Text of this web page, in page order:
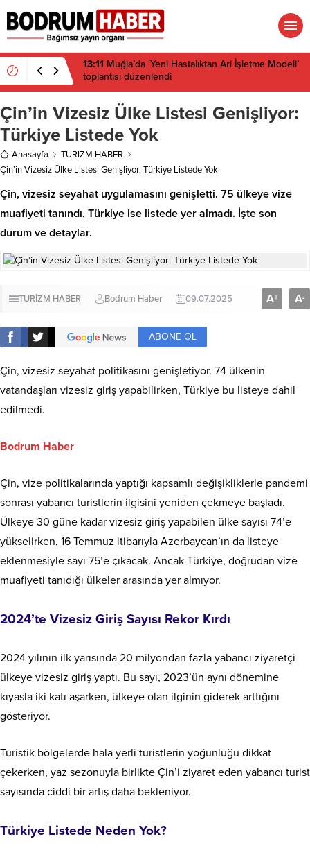
13:11 Muğla’da ‘Yeni Hastalıktan Ari İşletme Modeli’
toplantısı düzenlendi
Çin’in Vizesiz Ülke Listesi Genişliyor:
Türkiye Listede Yok
Anasayfa
TURİZM HABER
Çin’in Vizesiz Ülke Listesi Genişliyor: Türkiye Listede Yok
Çin, vizesiz seyahat uygulamasını genişletti. 75 ülkeye vize
muafiyeti tanındı, Türkiye ise listede yer almadı. İşte son
durum ve detaylar.
TURİZM HABER Bodrum Haber 09.07.2025 A+ A-
ABONE OL
Çin, vizesiz seyahat politikasını genişletiyor. 74 ülkenin
vatandaşları vizesiz giriş yapabilirken, Türkiye bu listeye dahil
edilmedi.
Bodrum Haber
Çin, vize politikalarında yaptığı kapsamlı değişikliklerle pandemi
sonrası yabancı turistlerin ilgisini yeniden çekmeye başladı.
Ülkeye 30 güne kadar vizesiz giriş yapabilen ülke sayısı 74’e
yükselirken, 16 Temmuz itibarıyla Azerbaycan’ın da listeye
eklenmesiyle sayı 75’e çıkacak. Ancak Türkiye, doğrudan vize
muafiyeti tanıdığı ülkeler arasında yer almıyor.
2024’te Vizesiz Giriş Sayısı Rekor Kırdı
2024 yılının ilk yarısında 20 milyondan fazla yabancı ziyaretçi
ülkeye vizesiz giriş yaptı. Bu sayı, 2023’ün aynı dönemine
kıyasla iki katı aşarken, ülkeye olan ilginin giderek arttığını
gösteriyor.
Turistik bölgelerde hala yerli turistlerin yoğunluğu dikkat
çekerken, yaz sezonuyla birlikte Çin’i ziyaret eden yabancı turist
sayısında ciddi bir artış daha bekleniyor.
Türkiye Listede Neden Yok?